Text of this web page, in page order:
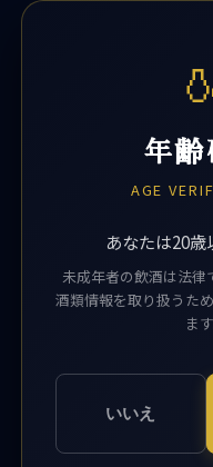
年齢
AGE
あなたは20歳
未成年者の飲酒は法律
酒類情報を取り扱うた
ます
いいえ